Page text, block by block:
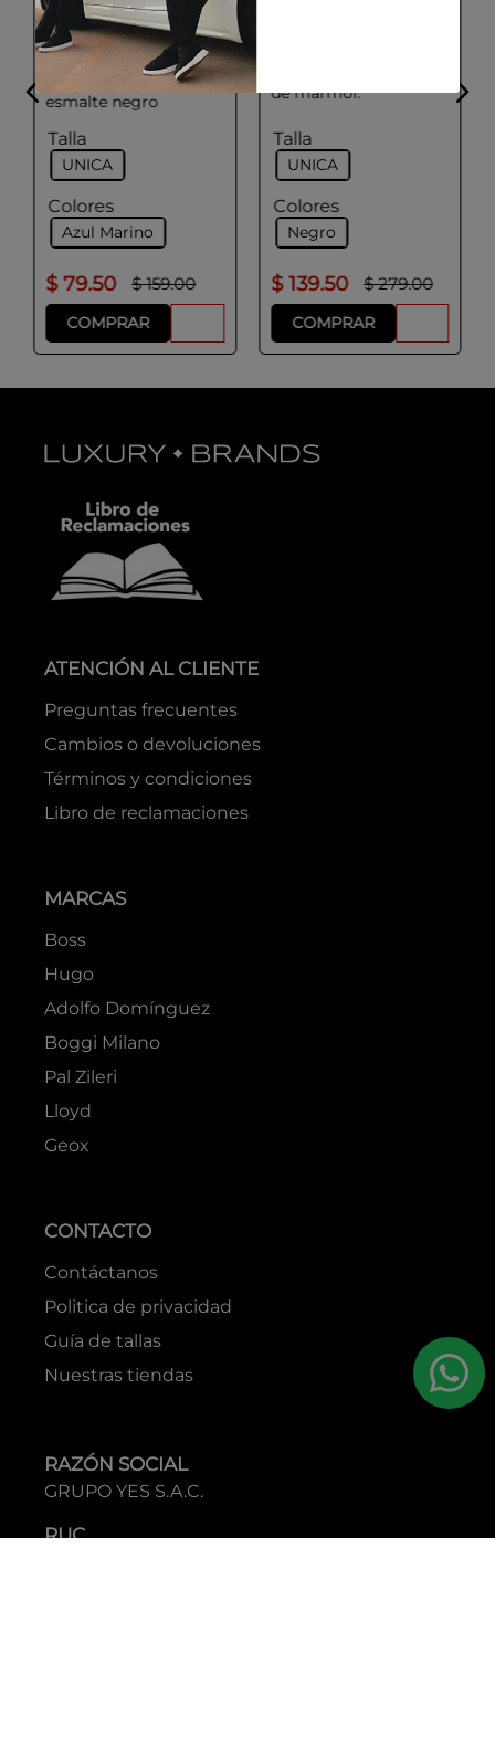
BOSS
Gemelos redondos
esmalte negro
Talla
UNICA
Colores
Azul Marino
$ 79.50 $ 159.00
COMPRAR
de mármol.
Talla
UNICA
Colores
Negro
$ 139.50 $ 279.00
COMPRAR
ATENCIÓN AL CLIENTE
Preguntas frecuentes
Cambios o devoluciones
Términos y condiciones
Libro de reclamaciones
MARCAS
Boss
Hugo
Adolfo Domínguez
Boggi Milano
Pal Zileri
Lloyd
Geox
CONTACTO
Contáctanos
Politica de privacidad
Guía de tallas
Nuestras tiendas
RAZÓN SOCIAL
GRUPO YES S.A.C.
RUC